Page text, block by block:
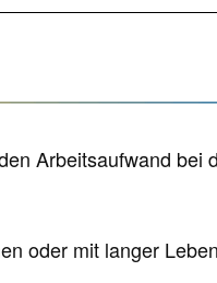
Arbeitsaufwand bei
oder mit langer